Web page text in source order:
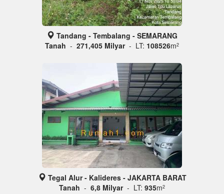
Tandang - Tembalang - SEMARANG
Tanah - 271,405 Milyar - LT: 108526m2
Tegal Alur - Kalideres - JAKARTA BARAT
Tanah - 6,8 Milyar - LT: 935m2